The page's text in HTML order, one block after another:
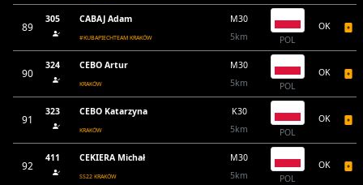
89
305 CABAJ Adam
#KUBAPIECHTEAM KRAKÓW
M30
5km
POL
OK
90
324 CEBO Artur
KRAKÓW
M30
5km
POL
OK
91
323 CEBO Katarzyna
KRAKÓW
K30
5km
POL
OK
92
411 CEKIERA Michał
SS22 KRAKÓW
M30
5km
POL
OK